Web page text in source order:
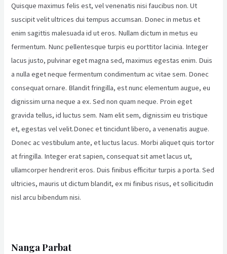
Quisque maximus felis est, vel venenatis nisi faucibus non. Ut
suscipit velit ultrices dui tempus accumsan. Donec in metus et
enim sagittis malesuada id ut eros. Nullam dictum in metus eu
fermentum. Nunc pellentesque turpis eu porttitor lacinia. Integer
lacus justo, pulvinar eget magna sed, maximus egestas enim. Duis
a nulla eget neque fermentum condimentum ac vitae sem. Donec
consequat ornare. Blandit fringilla, est nunc elementum augue, eu
dignissim urna neque a ex. Sed non quam neque. Proin eget
gravida tellus, id luctus sem. Nam elit sem, dignissim eu tristique
et, egestas vel velit.Donec et tincidunt libero, a venenatis augue.
Donec ac vestibulum ante, et luctus lacus. Morbi aliquet quis tortor
at fringilla. Integer erat sapien, consequat sit amet lacus ut,
ullamcorper hendrerit eros. Duis finibus efficitur turpis a porta. Sed
ultricies, mauris ut dictum blandit, ex mi finibus risus, et sollicitudin
nisl arcu bibendum nisi.
Nanga Parbat